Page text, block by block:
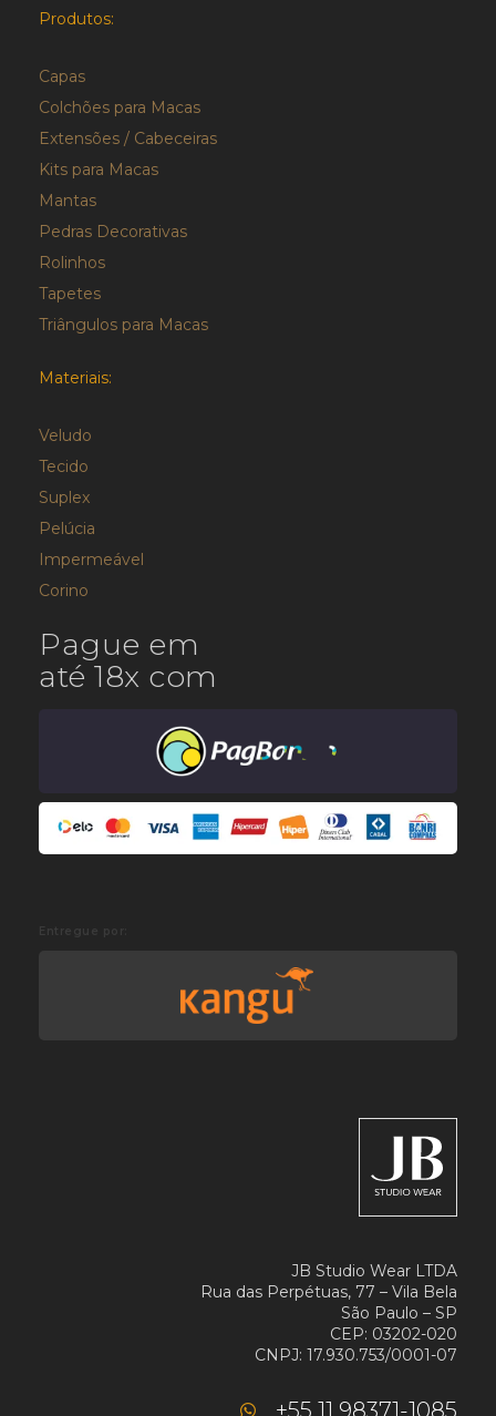
Produtos:
Capas
Colchões para Macas
Extensões / Cabeceiras
Kits para Macas
Mantas
Pedras Decorativas
Rolinhos
Tapetes
Triângulos para Macas
Materiais:
Veludo
Tecido
Suplex
Pelúcia
Impermeável
Corino
Pague em
até 18x com
JB Studio Wear LTDA
Rua das Perpétuas, 77 – Vila Bela
São Paulo – SP
CEP: 03202-020
CNPJ: 17.930.753/0001-07
+55 11 98371-1085